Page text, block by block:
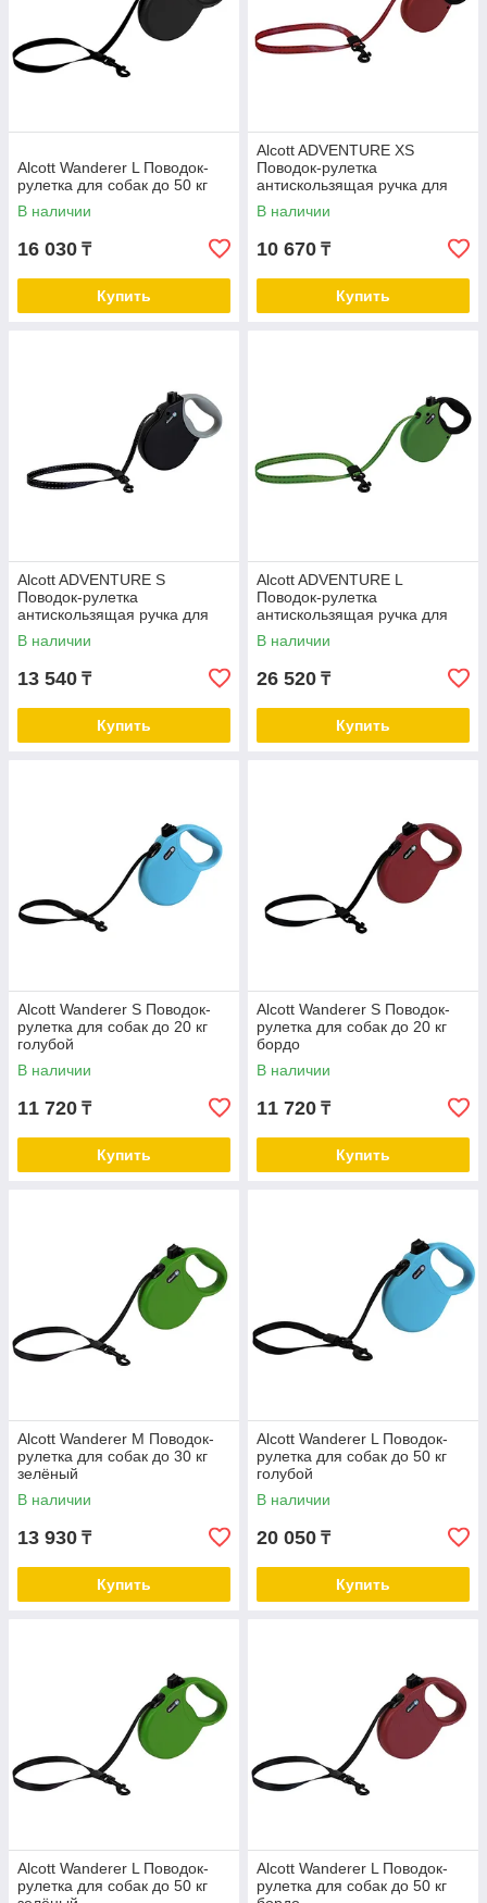
Alcott Wanderer L Поводок-
рулетка для собак до 50 кг
В наличии
16 030 ₸
Купить
Alcott ADVENTURE XS
Поводок-рулетка
антискользящая ручка для
собак до 11 кг
В наличии
10 670 ₸
Купить
Alcott ADVENTURE S
Поводок-рулетка
антискользящая ручка для
собак до 20 кг
В наличии
13 540 ₸
Купить
Alcott ADVENTURE L
Поводок-рулетка
антискользящая ручка для
собак до 50 кг
В наличии
26 520 ₸
Купить
Alcott Wanderer S Поводок-
рулетка для собак до 20 кг
голубой
В наличии
11 720 ₸
Купить
Alcott Wanderer S Поводок-
рулетка для собак до 20 кг
бордо
В наличии
11 720 ₸
Купить
Alcott Wanderer М Поводок-
рулетка для собак до 30 кг
зелёный
В наличии
13 930 ₸
Купить
Alcott Wanderer L Поводок-
рулетка для собак до 50 кг
голубой
В наличии
20 050 ₸
Купить
Alcott Wanderer L Поводок-
рулетка для собак до 50 кг
Alcott Wanderer L Поводок-
рулетка для собак до 50 кг